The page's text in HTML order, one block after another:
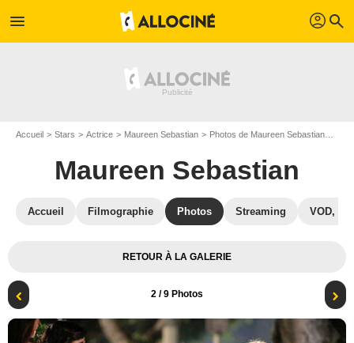
menu profil search
Accueil Stars Actrice Maureen Sebastian Photos de Maureen Sebastian
Maureen Sebastian
Accueil Filmographie Photos Streaming VOD,
RETOUR À LA GALERIE
2 / 9 Photos